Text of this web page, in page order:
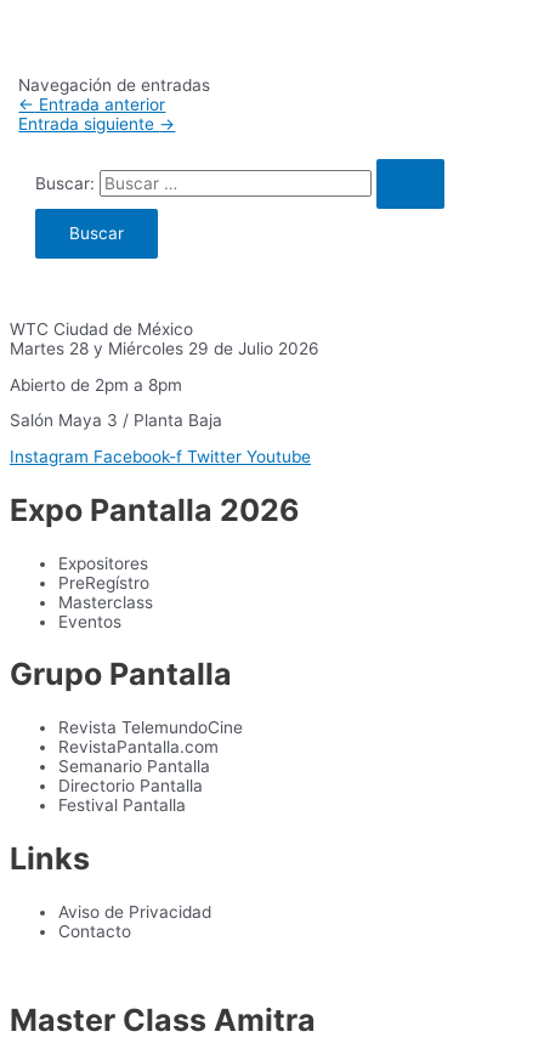
Navegación de entradas
← Entrada anterior
Entrada siguiente →
Buscar:
WTC Ciudad de México
Martes 28 y Miércoles 29 de Julio 2026
Abierto de 2pm a 8pm
Salón Maya 3 / Planta Baja
Instagram Facebook-f Twitter Youtube
Expo Pantalla 2026
Expositores
PreRegístro
Masterclass
Eventos
Grupo Pantalla
Revista TelemundoCine
RevistaPantalla.com
Semanario Pantalla
Directorio Pantalla
Festival Pantalla
Links
Aviso de Privacidad
Contacto
Master Class Amitra